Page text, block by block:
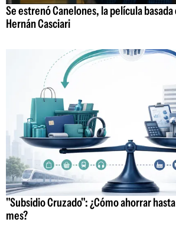
Se estrenó Canelones, la película
Hernán Casciari
"Subsidio Cruzado": ¿Cómo ahorrar
mes?